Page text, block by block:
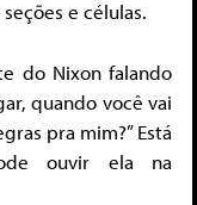
e células.
do Nixon falando
quando você vai
pra mim?” Está
ouvir ela na